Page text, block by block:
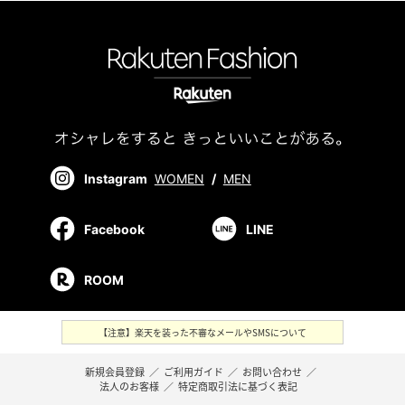
Instagram WOMEN / MEN
Facebook LINE
ROOM
【注意】楽天を装った不審なメールやSMSについて
新規会員登録 ／ ご利用ガイド ／ お問い合わせ ／
法人のお客様 ／ 特定商取引法に基づく表記